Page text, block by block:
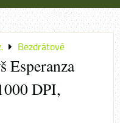
Bezdrátové
Esperanza
DPI,